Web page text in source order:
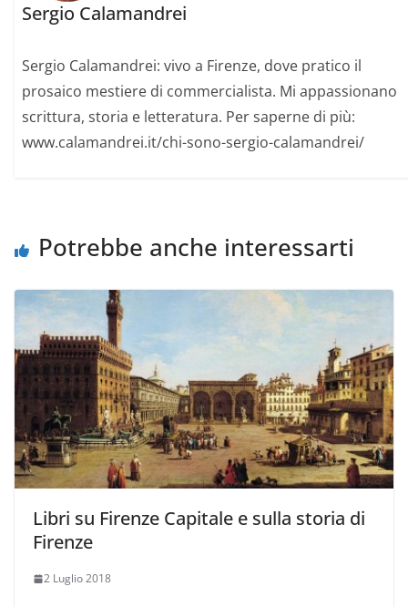
Sergio Calamandrei
Sergio Calamandrei: vivo a Firenze, dove pratico il
prosaico mestiere di commercialista. Mi appassionano
scrittura, storia e letteratura. Per saperne di più:
www.calamandrei.it/chi-sono-sergio-calamandrei/
Potrebbe anche interessarti
Libri su Firenze Capitale e sulla storia di
Firenze
2 Luglio 2018